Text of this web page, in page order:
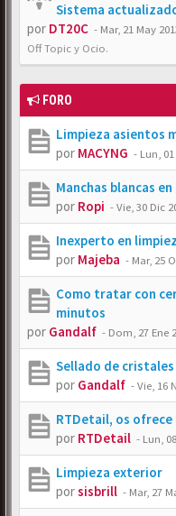
Sistema
por DT20C - Mar, 21 May
Off Topic y Ocio.
FORO
Limpieza asientos
por MACYNG - Lun,
Manchas blancas
por Ropi -Vie, 30 Dic
Inexperto en
por Majeba - Mar, 25
Como tratar con
minutos
por Gandalf - Dom, 27 Ene
Sellado de cristales
por Gandalf -Vie, 16
RTDetail, os ofrece
por RTDetail - Lun,
Limpieza exterior
porsisbrill - Mar, 27